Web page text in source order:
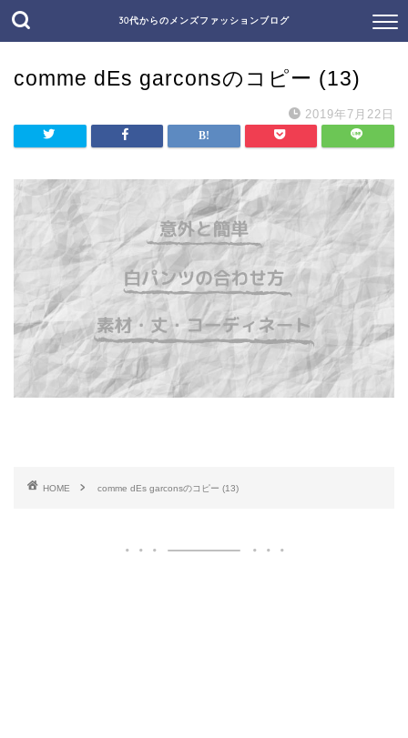
30代からのメンズファッションブログ
comme dEs garconsのコピー (13)
2019年7月22日
HOME comme dEs garconsのコピー (13)